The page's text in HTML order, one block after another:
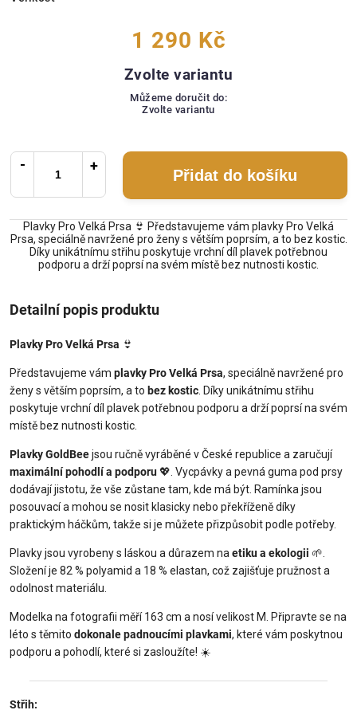
1 290 Kč
Zvolte variantu
Můžeme doručit do:
Zvolte variantu
Přidat do košíku
Plavky Pro Velká Prsa 👙 Představujeme vám plavky Pro Velká
Prsa, speciálně navržené pro ženy s větším poprsím, a to bez kostic.
Díky unikátnímu střihu poskytuje vrchní díl plavek potřebnou
podporu a drží poprsí na svém místě bez nutnosti kostic.
Detailní popis produktu
Plavky Pro Velká Prsa 👙
Představujeme vám plavky Pro Velká Prsa, speciálně navržené pro
ženy s větším poprsím, a to bez kostic . Díky unikátnímu střihu
poskytuje vrchní díl plavek potřebnou podporu a drží poprsí na svém
místě bez nutnosti kostic.
Plavky GoldBeejsou ručně vyráběné v České republice a zaručují
maximální pohodlí a podporu💖. Vycpávky a pevná guma pod prsy
dodávají jistotu, že vše zůstane tam, kde má být. Ramínka jsou
posouvací a mohou se nosit klasicky nebo překříženě díky
praktickým háčkům, takže si je můžete přizpůsobit podle potřeby.
Plavky jsou vyrobeny s láskou a důrazem na etiku a ekologii 🌱.
Složení je 82 % polyamid a 18 % elastan, což zajišťuje pružnost a
odolnost materiálu.
Modelka na fotografii měří 163 cm a nosí velikost M. Připravte se na
léto s těmito dokonale padnoucími plavkami, které vám poskytnou
podporu a pohodlí, které si zasloužíte! ☀️
Střih: